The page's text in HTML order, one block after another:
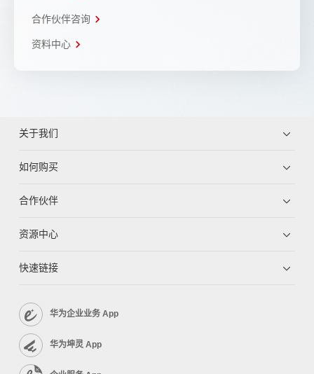
合作伙伴咨询
资料中心
关于我们
如何购买
合作伙伴
资源中心
快速链接
华为企业业务 App
华为坤灵 App